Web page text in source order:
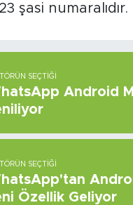
şasi numaralıdır.
SEÇTIĞI
Android
SEÇTIĞI
Özellik Geliyor